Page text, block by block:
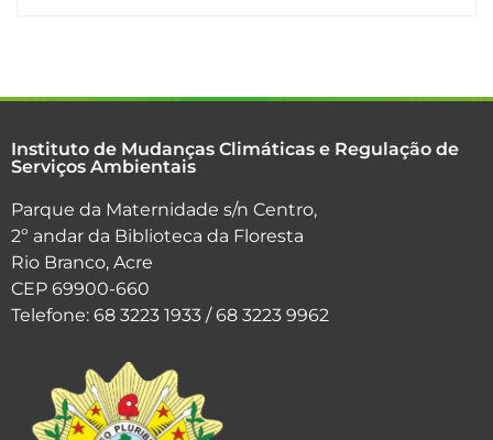
Instituto de Mudanças Climáticas e Regulação de
Serviços Ambientais
Parque da Maternidade s/n Centro,
2º andar da Biblioteca da Floresta
Rio Branco, Acre
CEP 69900-660
Telefone: 68 3223 1933 / 68 3223 9962